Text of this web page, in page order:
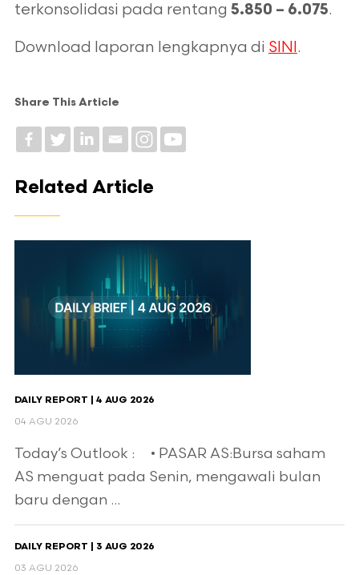
terkonsolidasi pada rentang 5.850 – 6.075.
Download laporan lengkapnya di SINI.
Share This Article
Related Article
DAILY REPORT | 4 AUG 2026
04 AGU 2026
Today’s Outlook : • PASAR AS:Bursa saham
AS menguat pada Senin, mengawali bulan
baru dengan ...
DAILY REPORT | 3 AUG 2026
03 AGU 2026